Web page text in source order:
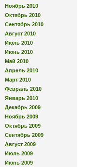
Ноябрь 2010
Октябрь 2010
Сентябрь 2010
Август 2010
Июль 2010
Июнь 2010
Май 2010
Апрель 2010
Март 2010
Февраль 2010
Январь 2010
Декабрь 2009
Ноябрь 2009
Октябрь 2009
Сентябрь 2009
Август 2009
Июль 2009
Июнь 2009